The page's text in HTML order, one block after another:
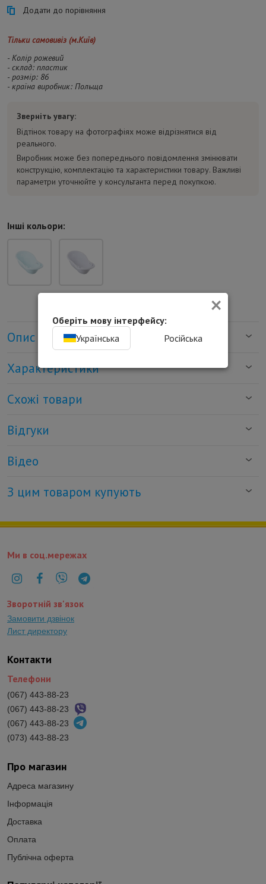
Додати до порівняння
Тільки самовивіз (м.Київ)
- Колір рожевий
- склад: пластик
- розмір: 86
- країна виробник: Польща
Зверніть увагу:
Відтінок товару на фотографіях може відрізнятися від
реального.
Виробник може без попереднього повідомлення змінювати
конструкцію, комплектацію та характеристики товару. Важливі
параметри уточнюйте у консультанта перед покупкою.
Інші кольори:
Опис
Характеристики
Схожі товари
Відгуки
Відео
З цим товаром купують
Про магазин
Адреса магазину
Інформація
Доставка
Оплата
Публічна оферта
Контакти
Телефони
(067) 443-88-23
(067) 443-88-23
(067) 443-88-23
(073) 443-88-23
Ми в соц.мережах
Зворотній зв'язок
Замовити дзвінок
Лист директору
×
Оберіть мову інтерфейсу:
Українська
Російська